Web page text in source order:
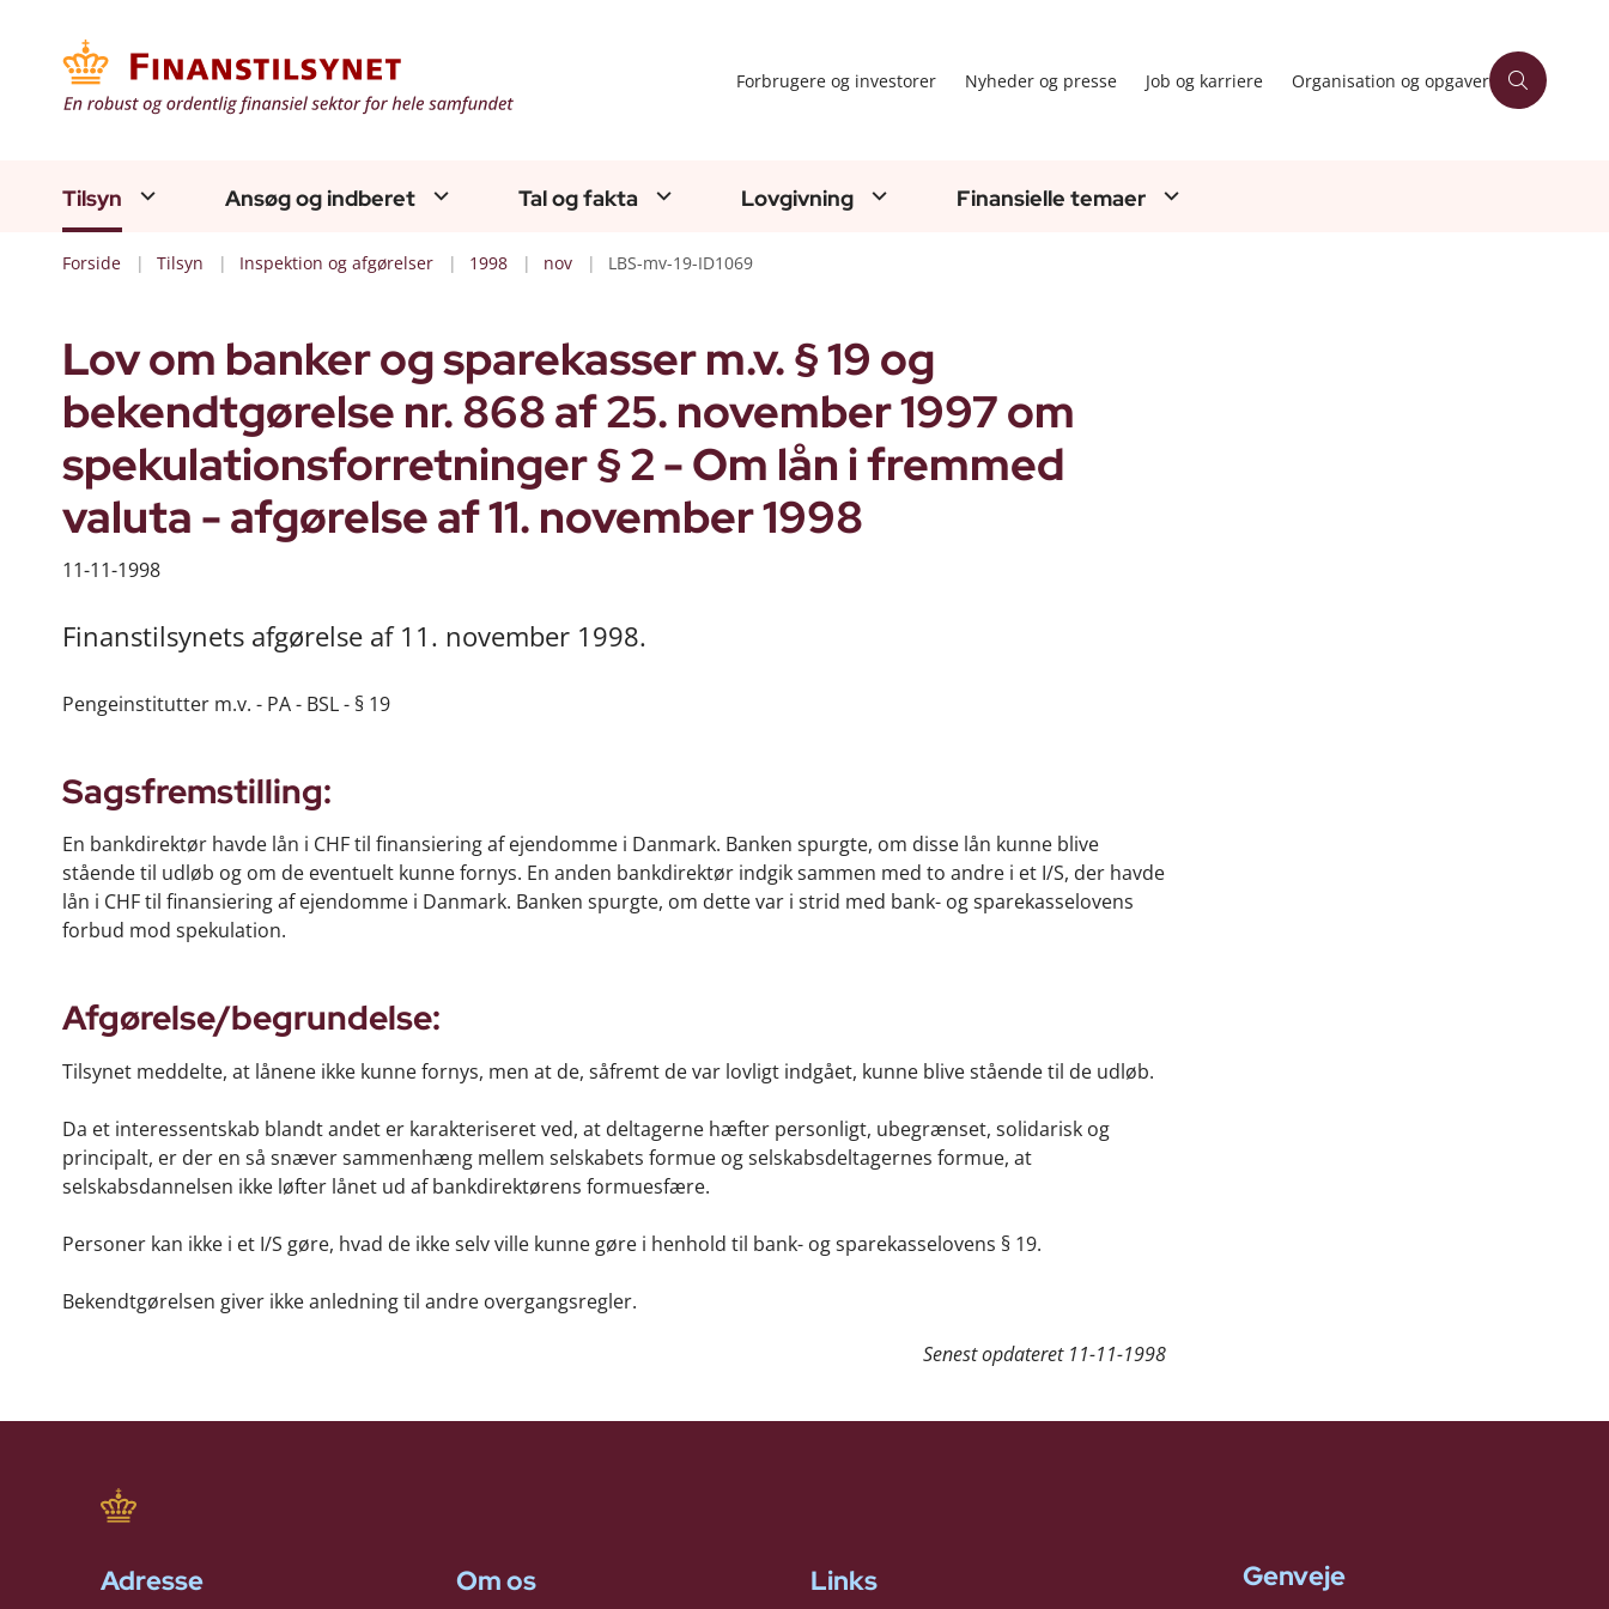
Forbrugere og investorer Nyheder og presse Job og karriere Organisation og opgaver
Tilsyn Ansøg og indberet Tal og fakta Lovgivning Finansielle temaer
Forside Tilsyn Inspektion og afgørelser 1998 nov LBS-mv-19-ID1069
Lov om banker og sparekasser m.v. § 19 og
bekendtgørelse nr. 868 af 25. november 1997 om
spekulationsforretninger § 2 - Om lån i fremmed
valuta - afgørelse af 11. november 1998
11-11-1998
Finanstilsynets afgørelse af 11. november 1998.
Pengeinstitutter m.v. - PA - BSL - § 19
Sagsfremstilling:
En bankdirektør havde lån i CHF til finansiering af ejendomme i Danmark. Banken spurgte, om disse lån kunne blive
stående til udløb og om de eventuelt kunne fornys. En anden bankdirektør indgik sammen med to andre i et I/S, der havde
lån i CHF til finansiering af ejendomme i Danmark. Banken spurgte, om dette var i strid med bank- og sparekasselovens
forbud mod spekulation.
Afgørelse/begrundelse:
Tilsynet meddelte, at lånene ikke kunne fornys, men at de, såfremt de var lovligt indgået, kunne blive stående til de udløb.
Da et interessentskab blandt andet er karakteriseret ved, at deltagerne hæfter personligt, ubegrænset, solidarisk og
principalt, er der en så snæver sammenhæng mellem selskabets formue og selskabsdeltagernes formue, at
selskabsdannelsen ikke løfter lånet ud af bankdirektørens formuesfære.
Personer kan ikke i et I/S gøre, hvad de ikke selv ville kunne gøre i henhold til bank- og sparekasselovens § 19.
Bekendtgørelsen giver ikke anledning til andre overgangsregler.
Senest opdateret 11-11-1998
Adresse Om os Links Genveje